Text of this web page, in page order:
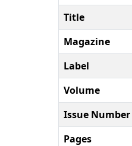
Title
Magazine
Label
Volume
Issue Number
Pages